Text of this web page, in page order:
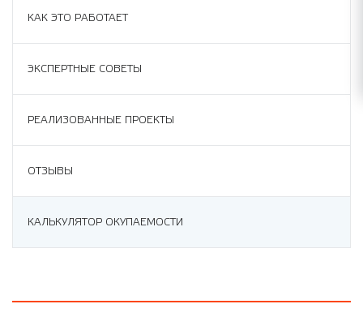
КАК ЭТО РАБОТАЕТ
ЭКСПЕРТНЫЕ СОВЕТЫ
РЕАЛИЗОВАННЫЕ ПРОЕКТЫ
ОТЗЫВЫ
КАЛЬКУЛЯТОР ОКУПАЕМОСТИ